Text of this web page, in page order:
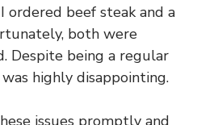
ordered beef steak and a
both were
Despite being a regular
highly disappointing.
issues promptly and